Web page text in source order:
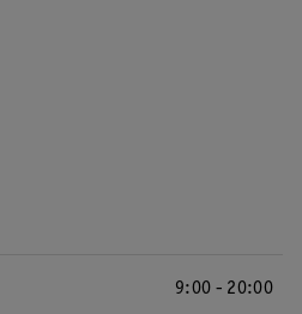
9:00 - 20:00